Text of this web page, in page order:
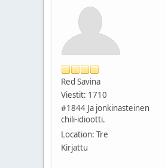
Red Savina
Viestit: 1710
#1844 Ja jonkinasteinen
chili-idiootti.
Location: Tre
Kirjattu